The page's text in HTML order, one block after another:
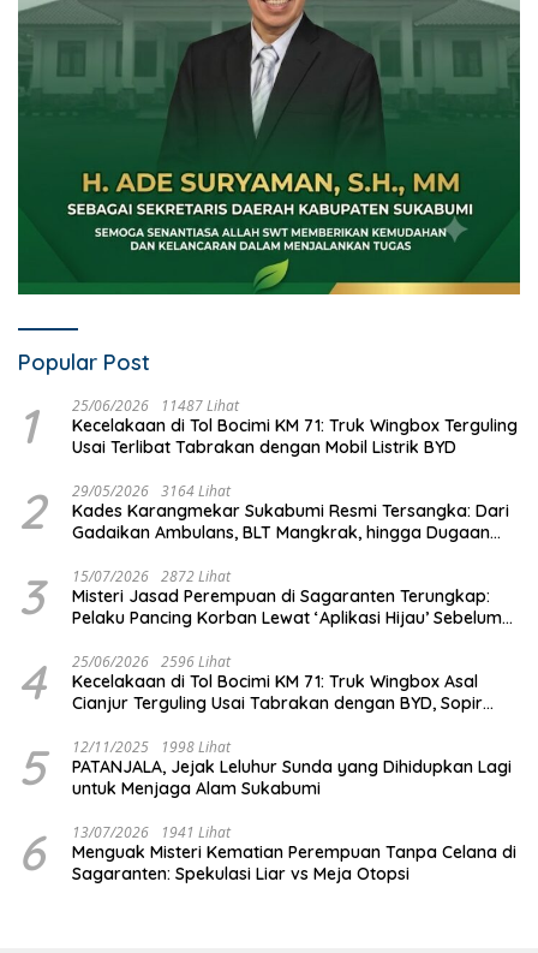
Popular Post
1 25/06/2026 11487 Lihat
Kecelakaan di Tol Bocimi KM 71: Truk Wingbox Terguling
Usai Terlibat Tabrakan dengan Mobil Listrik BYD
2 29/05/2026 3164 Lihat
Kades Karangmekar Sukabumi Resmi Tersangka: Dari
Gadaikan Ambulans, BLT Mangkrak, hingga Dugaan
3 15/07/2026 2872 Lihat
Misteri Jasad Perempuan di Sagaranten Terungkap:
Pelaku Pancing Korban Lewat ‘Aplikasi Hijau’ Sebelum
4 25/06/2026 2596 Lihat
Kecelakaan di Tol Bocimi KM 71: Truk Wingbox Asal
Cianjur Terguling Usai Tabrakan dengan BYD, Sopir
5 12/11/2025 1998 Lihat
PATANJALA, Jejak Leluhur Sunda yang Dihidupkan Lagi
untuk Menjaga Alam Sukabumi
6 13/07/2026 1941 Lihat
Menguak Misteri Kematian Perempuan Tanpa Celana di
Sagaranten: Spekulasi Liar vs Meja Otopsi